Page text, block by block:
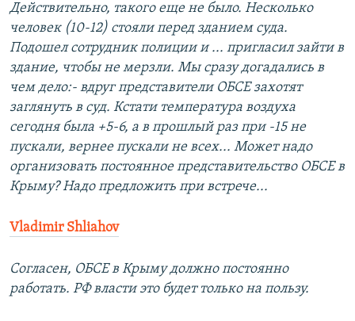
Действительно, такого еще не было. Несколько
человек (10-12) стояли перед зданием суда.
Подошел сотрудник полиции и ... пригласил зайти в
здание, чтобы не мерзли. Мы сразу догадались в
чем дело:- вдруг представители ОБСЕ захотят
заглянуть в суд. Кстати температура воздуха
сегодня была +5-6, а в прошлый раз при -15 не
пускали, вернее пускали не всех... Может надо
организовать постоянное представительство ОБСЕ в
Крыму? Надо предложить при встрече...
Vladimir Shliahov
Согласен, ОБСЕ в Крыму должно постоянно
работать. РФ власти это будет только на пользу.